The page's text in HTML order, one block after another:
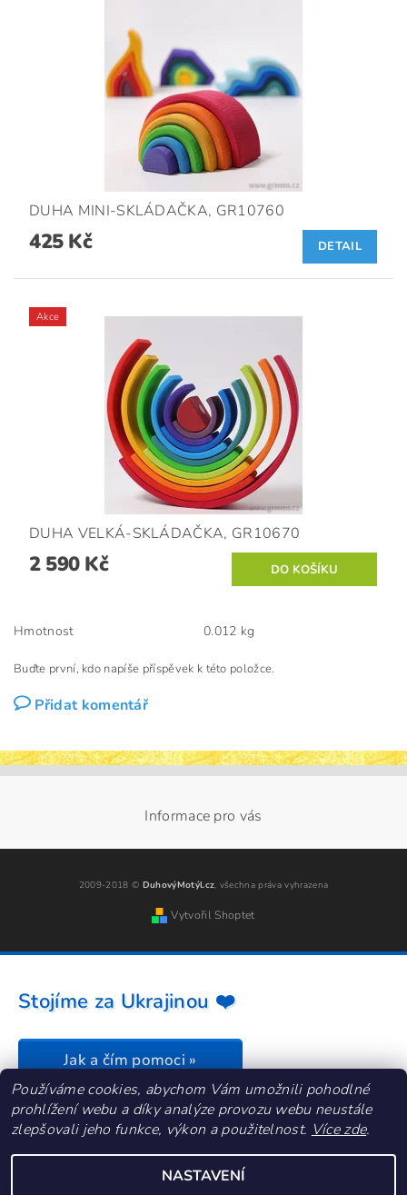
DUHA MINI-SKLÁDAČKA, GR10760
425 Kč DETAIL
Akce
DUHA VELKÁ-SKLÁDAČKA, GR10670
2 590 Kč
Hmotnost 0.012 kg
Buďte první, kdo napíše příspěvek k této položce.
Přidat komentář
Informace pro vás
2009-2018 © DuhovýMotýl.cz, všechna práva vyhrazena
Vytvořil Shoptet
Používáme cookies, abychom Vám umožnili pohodlné
prohlížení webu a díky analýze provozu webu neustále
zlepšovali jeho funkce, výkon a použitelnost. Více zde.
NASTAVENÍ
Stojíme za Ukrajinou ❤️
Jak a čím pomoci »